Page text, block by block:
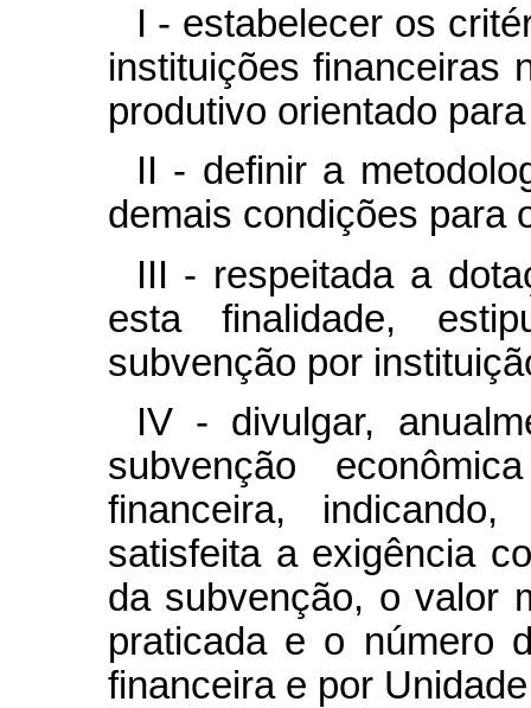
I - estabelecer os
instituições financeiras
produtivo orientado
II - definir a
demais condições para
III - respeitada a
esta finalidade,
subvenção por
IV - divulgar,
subvenção
financeira,
satisfeita a exigência
da subvenção, o valor
praticada e o número
financeira e por